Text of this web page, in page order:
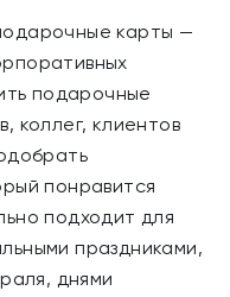
карты —
подарочные
коллег, клиентов
понравится
подходит для
праздниками,
днями